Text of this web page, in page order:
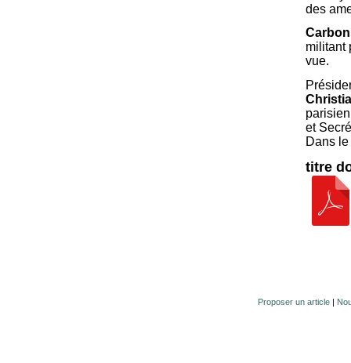
des
militant
vue.
et
Dans
titre
Proposer un article |